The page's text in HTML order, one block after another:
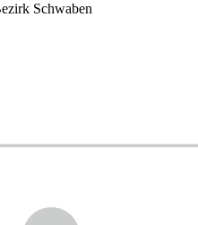
Schwaben